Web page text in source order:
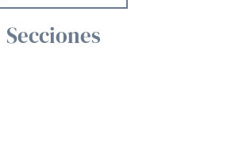
Secciones